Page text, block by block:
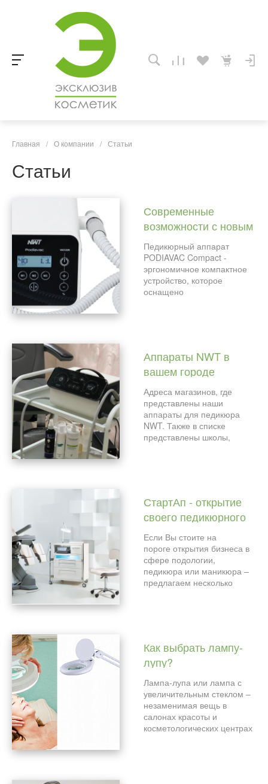
Главная / О компании / Статьи
Статьи
Современные
возможности с новым
аппаратом PodiaVac
PDV40+
Педикюрный аппарат
PODIAVAC Compact -
эргономичное компактное
устройство, которое
оснащено
Аппараты NWT в
вашем городе
Адреса магазинов, где
представлены наши
аппараты для педикюра
NWT. Также в списке
представлены школы,
СтартАп - открытие
своего педикюрного
кабинета/студии/
салона!
Если Вы стоите на
пороге открытия бизнеса в
сфере подологии,
педикюра или маникюра –
предлагаем несколько
Как выбрать лампу-
лупу?
Лампа-лупа или лампа с
увеличительным стеклом –
незаменимая вещь в
салонах красоты и
косметологических центрах